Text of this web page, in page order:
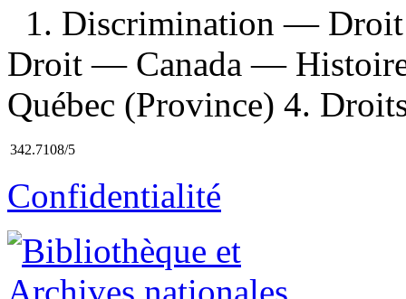
1. Discrimination —
Droit — Canada —
Québec (Province) 4.
342.7108/5
Confidentialité